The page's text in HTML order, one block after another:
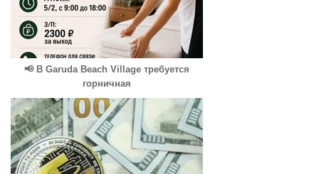
📢 В Garuda Beach Village требуется
горничная